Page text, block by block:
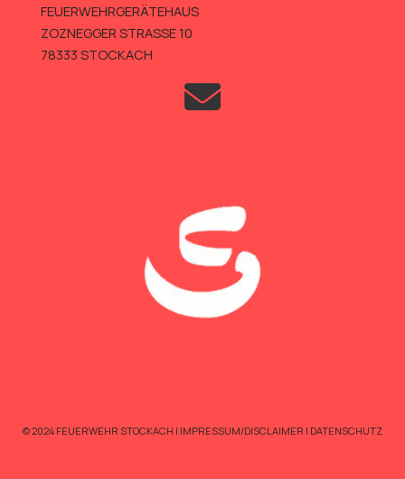
FEUERWEHRGERÄTEHAUS
ZOZNEGGER STRASSE 10
78333 STOCKACH
© 2024 FEUERWEHR STOCKACH | IMPRESSUM/DISCLAIMER | DATENSCHUTZ